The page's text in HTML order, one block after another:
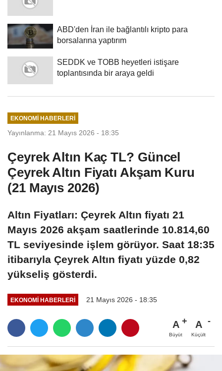
ABD'den İran ile bağlantılı kripto para
borsalarına yaptırım
SEDDK ve TOBB heyetleri istişare
toplantısında bir araya geldi
EKONOMI HABERLERI
Yayınlanma: 21 Mayıs 2026 - 18:35
Çeyrek Altın Kaç TL? Güncel
Çeyrek Altın Fiyatı Akşam Kuru
(21 Mayıs 2026)
Altın Fiyatları: Çeyrek Altın fiyatı 21
Mayıs 2026 akşam saatlerinde 10.814,60
TL seviyesinde işlem görüyor. Saat 18:35
itibarıyla Çeyrek Altın fiyatı yüzde 0,82
yükseliş gösterdi.
EKONOMI HABERLERI 21 Mayıs 2026 - 18:35
A
Büyüt
A
Küçült